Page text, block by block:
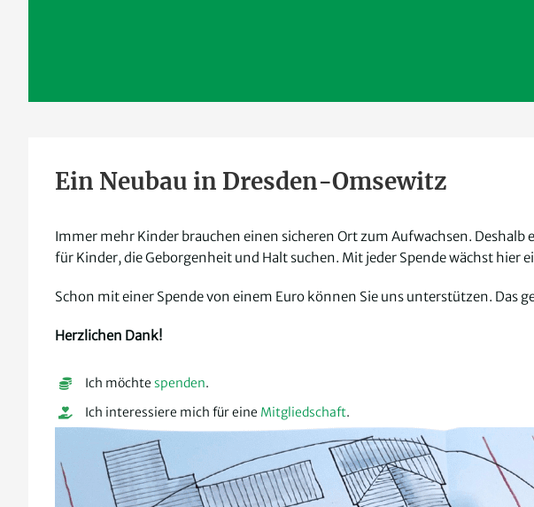
Ein Neubau in Dresden-Omsewitz
Immer mehr Kinder brauchen einen sicheren Ort zum Aufwachsen.
für Kinder, die Geborgenheit und Halt suchen. Mit jeder Spende wächst hier
Schon mit einer Spende von einem Euro können Sie uns unterstützen. Das
Herzlichen Dank!
Ich möchte spenden.
Ich interessiere mich für eine Mitgliedschaft.